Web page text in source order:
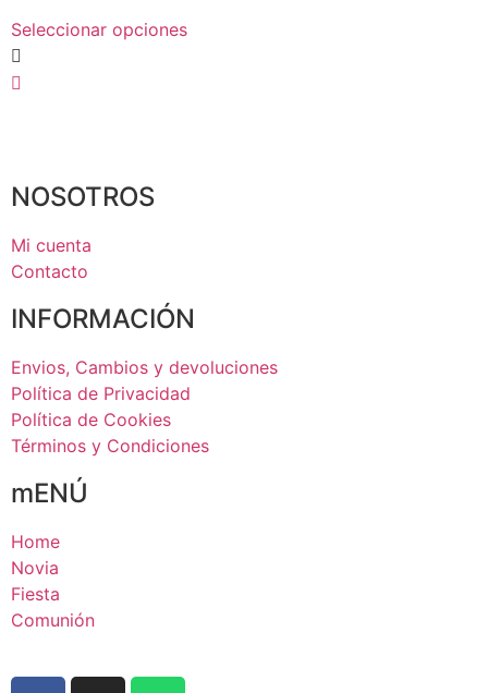
Seleccionar opciones
NOSOTROS
Mi cuenta
Contacto
INFORMACIÓN
Envios, Cambios y devoluciones
Política de Privacidad
Política de Cookies
Términos y Condiciones
mENÚ
Home
Novia
Fiesta
Comunión